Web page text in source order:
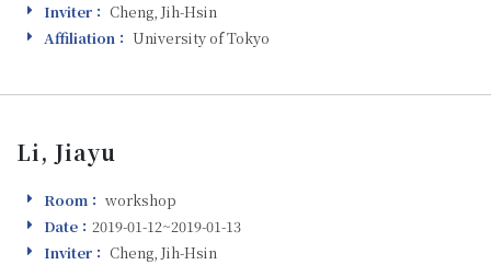
Inviter
Inviter： Cheng, Jih-Hsin
Affiliation
Affiliation： University of Tokyo
Li, Jiayu
Room
Room： workshop
Visiting
Date： 2019-01-12~2019-01-13
Inviter
Inviter： Cheng, Jih-Hsin